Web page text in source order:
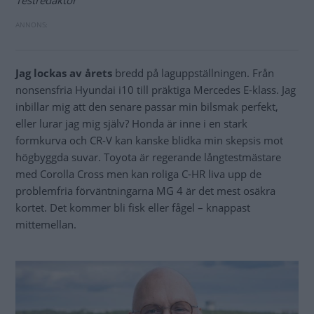
Jag lockas av årets bredd på laguppställningen. Från
nonsensfria Hyundai i10 till präktiga Mercedes E-klass. Jag
inbillar mig att den senare passar min bilsmak perfekt,
eller lurar jag mig själv? Honda är inne i en stark
formkurva och CR-V kan kanske blidka min skepsis mot
högbyggda suvar. Toyota är regerande långtestmästare
med Corolla Cross men kan roliga C-HR liva upp de
problemfria förväntningarna MG 4 är det mest osäkra
kortet. Det kommer bli fisk eller fågel – knappast
mittemellan.